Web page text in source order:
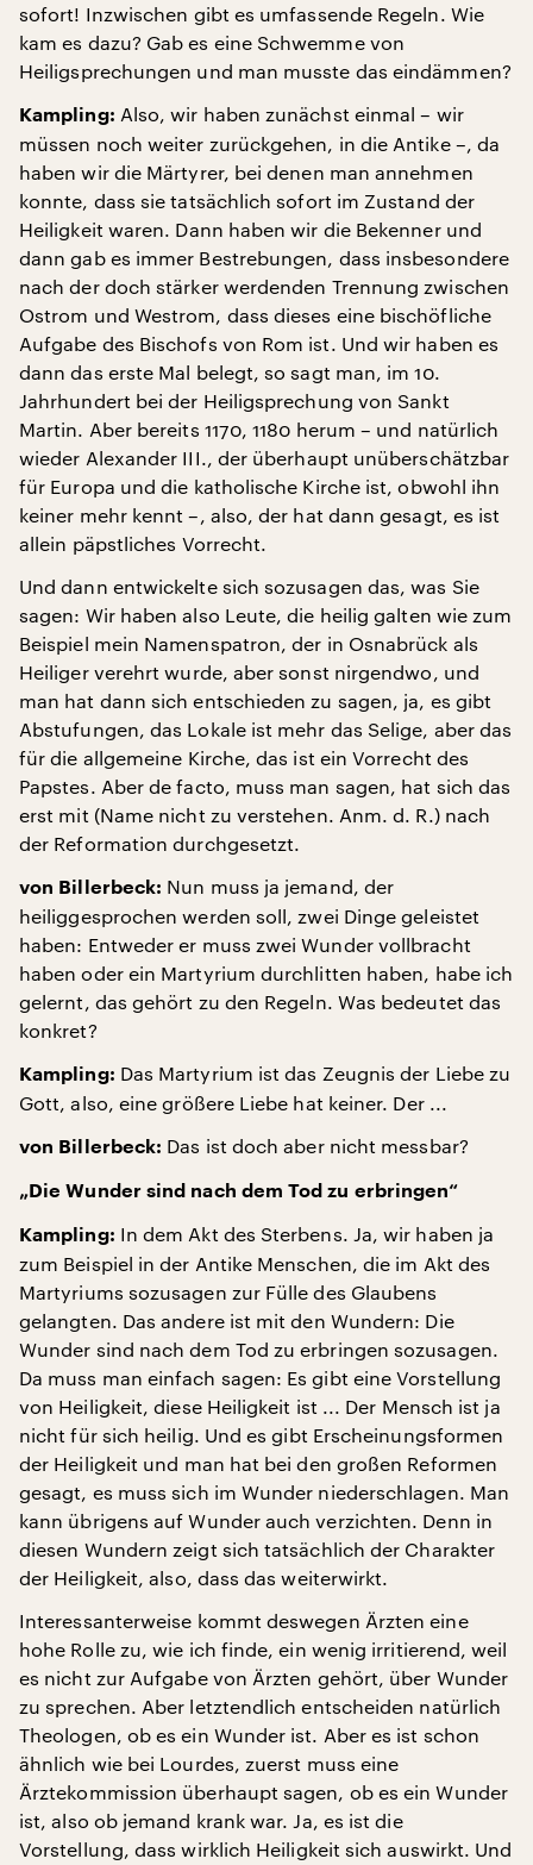
sofort! Inzwischen gibt es umfassende Regeln. Wie
kam es dazu? Gab es eine Schwemme von
Heiligsprechungen und man musste das eindämmen?
Kampling: Also, wir haben zunächst einmal – wir
müssen noch weiter zurückgehen, in die Antike –, da
haben wir die Märtyrer, bei denen man annehmen
konnte, dass sie tatsächlich sofort im Zustand der
Heiligkeit waren. Dann haben wir die Bekenner und
dann gab es immer Bestrebungen, dass insbesondere
nach der doch stärker werdenden Trennung zwischen
Ostrom und Westrom, dass dieses eine bischöfliche
Aufgabe des Bischofs von Rom ist. Und wir haben es
dann das erste Mal belegt, so sagt man, im 10.
Jahrhundert bei der Heiligsprechung von Sankt
Martin. Aber bereits 1170, 1180 herum – und natürlich
wieder Alexander III., der überhaupt unüberschätzbar
für Europa und die katholische Kirche ist, obwohl ihn
keiner mehr kennt –, also, der hat dann gesagt, es ist
allein päpstliches Vorrecht.
Und dann entwickelte sich sozusagen das, was Sie
sagen: Wir haben also Leute, die heilig galten wie zum
Beispiel mein Namenspatron, der in Osnabrück als
Heiliger verehrt wurde, aber sonst nirgendwo, und
man hat dann sich entschieden zu sagen, ja, es gibt
Abstufungen, das Lokale ist mehr das Selige, aber das
für die allgemeine Kirche, das ist ein Vorrecht des
Papstes. Aber de facto, muss man sagen, hat sich das
erst mit (Name nicht zu verstehen. Anm. d. R.) nach
der Reformation durchgesetzt.
von Billerbeck: Nun muss ja jemand, der
heiliggesprochen werden soll, zwei Dinge geleistet
haben: Entweder er muss zwei Wunder vollbracht
haben oder ein Martyrium durchlitten haben, habe ich
gelernt, das gehört zu den Regeln. Was bedeutet das
konkret?
Kampling: Das Martyrium ist das Zeugnis der Liebe zu
Gott, also, eine größere Liebe hat keiner. Der ...
von Billerbeck: Das ist doch aber nicht messbar?
„Die Wunder sind nach dem Tod zu erbringen“
Kampling: In dem Akt des Sterbens. Ja, wir haben ja
zum Beispiel in der Antike Menschen, die im Akt des
Martyriums sozusagen zur Fülle des Glaubens
gelangten. Das andere ist mit den Wundern: Die
Wunder sind nach dem Tod zu erbringen sozusagen.
Da muss man einfach sagen: Es gibt eine Vorstellung
von Heiligkeit, diese Heiligkeit ist ... Der Mensch ist ja
nicht für sich heilig. Und es gibt Erscheinungsformen
der Heiligkeit und man hat bei den großen Reformen
gesagt, es muss sich im Wunder niederschlagen. Man
kann übrigens auf Wunder auch verzichten. Denn in
diesen Wundern zeigt sich tatsächlich der Charakter
der Heiligkeit, also, dass das weiterwirkt.
Interessanterweise kommt deswegen Ärzten eine
hohe Rolle zu, wie ich finde, ein wenig irritierend, weil
es nicht zur Aufgabe von Ärzten gehört, über Wunder
zu sprechen. Aber letztendlich entscheiden natürlich
Theologen, ob es ein Wunder ist. Aber es ist schon
ähnlich wie bei Lourdes, zuerst muss eine
Ärztekommission überhaupt sagen, ob es ein Wunder
ist, also ob jemand krank war. Ja, es ist die
Vorstellung, dass wirklich Heiligkeit sich auswirkt. Und